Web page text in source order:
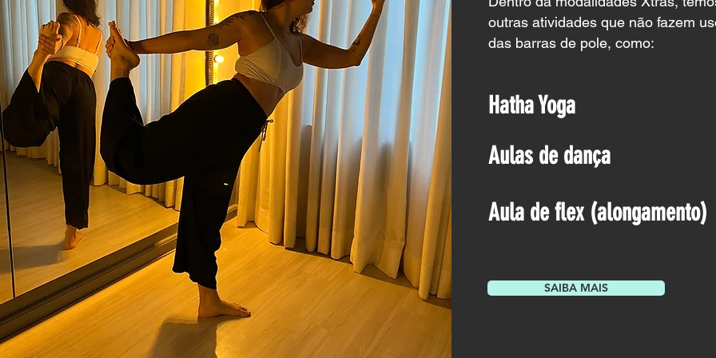
outras atividades que não fazem
das barras de pole, como:
Hatha Yoga
Aulas de dança
Aula de flex (alongamento)
SAIBA MAIS